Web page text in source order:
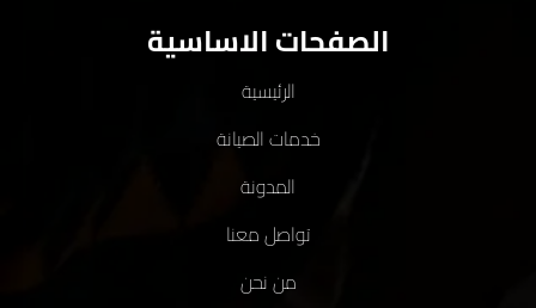
الصفحات الاساسية
الرئيسية
خدمات الصيانة
المدونة
تواصل معنا
من نحن